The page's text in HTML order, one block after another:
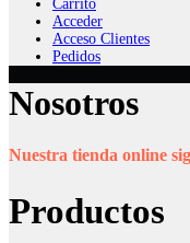
Carrito
Acceder
Acceso Clientes
Pedidos
Nosotros
Nuestra tienda online
Productos